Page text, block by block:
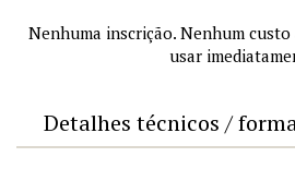
Nenhuma inscrição. Nenhum
usar
Detalhes técnicos /